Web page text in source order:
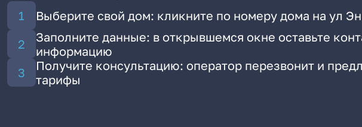
Выберите свой дом: кликните по номеру дома на ул
Заполните данные: в открывшемся окне оставьте
информацию
Получите консультацию: оператор перезвонит и
тарифы